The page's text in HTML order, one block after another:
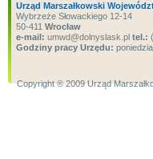
Urząd Marszałkowski
Wybrzeże Słowackiego 12-14
50-411 Wrocław
e-mail: umwd@dolnyslask.pl tel.:
Godziny pracy Urzędu:
Copyright ® 2009 Urząd